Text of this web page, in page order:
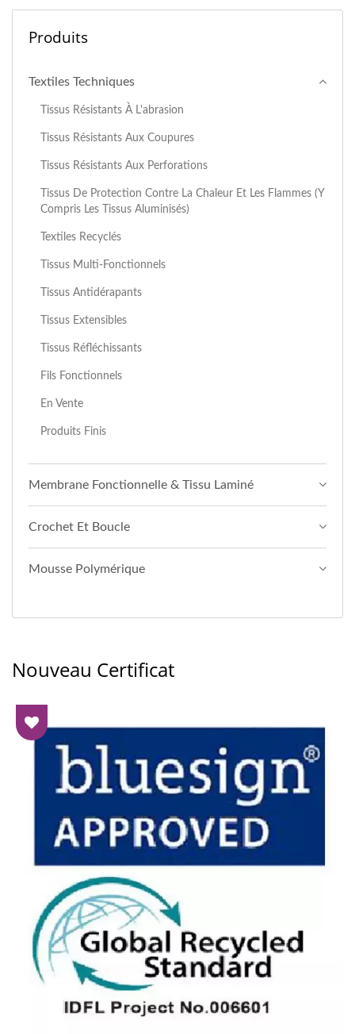
Produits
Textiles Techniques
Tissus Résistants À L'abrasion
Tissus Résistants Aux Coupures
Tissus Résistants Aux Perforations
Tissus De Protection Contre La Chaleur Et Les Flammes (y
Compris Les Tissus Aluminisés)
Textiles Recyclés
Tissus Multi-Fonctionnels
Tissus Antidérapants
Tissus Extensibles
Tissus Réfléchissants
Fils Fonctionnels
En Vente
Produits Finis
Membrane Fonctionnelle & Tissu Laminé
Crochet Et Boucle
Mousse Polymérique
Nouveau Certificat